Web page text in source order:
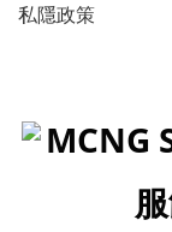
私隱政策
MCNG